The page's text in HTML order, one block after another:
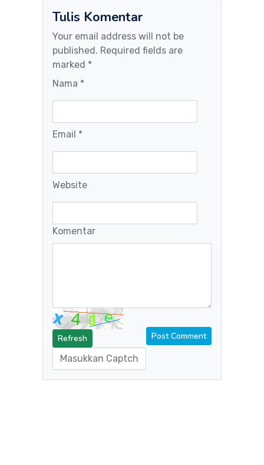
Tulis Komentar
Your email address will not be
published. Required fields are
marked *
Nama *
Email *
Website
Komentar
Refresh